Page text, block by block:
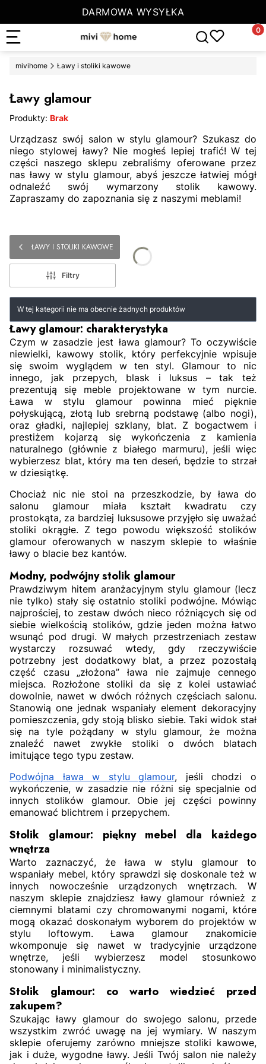
DARMOWA WYSYŁKA
Otwórz
mivihome Ławy i stoliki kawowe
Ławy glamour
Produkty: Brak
Urządzasz swój salon w stylu glamour? Szukasz do
niego stylowej ławy? Nie mogłeś lepiej trafić! W tej
części naszego sklepu zebraliśmy oferowane przez
nas ławy w stylu glamour, abyś jeszcze łatwiej mógł
odnaleźć swój wymarzony stolik kawowy.
Zapraszamy do zapoznania się z naszymi meblami!
ŁAWY I STOLIKI KAWOWE
Filtry
Lista produktów
W tej kategorii nie ma obecnie żadnych produktów
Ławy glamour: charakterystyka
Czym w zasadzie jest ława glamour? To oczywiście
niewielki, kawowy stolik, który perfekcyjnie wpisuje
się swoim wyglądem w ten styl. Glamour to nic
innego, jak przepych, blask i luksus – tak też
prezentują się meble projektowane w tym nurcie.
Ława w stylu glamour powinna mieć pięknie
połyskującą, złotą lub srebrną podstawę (albo nogi),
oraz gładki, najlepiej szklany, blat. Z bogactwem i
prestiżem kojarzą się wykończenia z kamienia
naturalnego (głównie z białego marmuru), jeśli więc
wybierzesz blat, który ma ten deseń, będzie to strzał
w dziesiątkę.
Chociaż nic nie stoi na przeszkodzie, by ława do
salonu glamour miała kształt kwadratu czy
prostokąta, za bardziej luksusowe przyjęło się uważać
stoliki okrągłe. Z tego powodu większość stolików
glamour oferowanych w naszym sklepie to właśnie
ławy o blacie bez kantów.
Modny, podwójny stolik glamour
Prawdziwym hitem aranżacyjnym stylu glamour (lecz
nie tylko) stały się ostatnio stoliki podwójne. Mówiąc
najprościej, to zestaw dwóch nieco różniących się od
siebie wielkością stolików, gdzie jeden można łatwo
wsunąć pod drugi. W małych przestrzeniach zestaw
wystarczy rozsuwać wtedy, gdy rzeczywiście
potrzebny jest dodatkowy blat, a przez pozostałą
część czasu „złożona” ława nie zajmuje cennego
miejsca. Rozłożone stoliki da się z kolei ustawiać
dowolnie, nawet w dwóch różnych częściach salonu.
Stanowią one jednak wspaniały element dekoracyjny
pomieszczenia, gdy stoją blisko siebie. Taki widok stał
się na tyle pożądany w stylu glamour, że można
znaleźć nawet zwykłe stoliki o dwóch blatach
imitujące tego typu zestaw.
Podwójna ława w stylu glamour, jeśli chodzi o
wykończenie, w zasadzie nie różni się specjalnie od
innych stolików glamour. Obie jej części powinny
emanować blichtrem i przepychem.
Stolik glamour: piękny mebel dla każdego
wnętrza
Warto zaznaczyć, że ława w stylu glamour to
wspaniały mebel, który sprawdzi się doskonale też w
innych nowocześnie urządzonych wnętrzach. W
naszym sklepie znajdziesz ławy glamour również z
ciemnymi blatami czy chromowanymi nogami, które
mogą okazać doskonałym wyborem do projektów w
stylu loftowym. Ława glamour znakomicie
wkomponuje się nawet w tradycyjnie urządzone
wnętrze, jeśli wybierzesz model stosunkowo
stonowany i minimalistyczny.
Stolik glamour: co warto wiedzieć przed
zakupem?
Szukając ławy glamour do swojego salonu, przede
wszystkim zwróć uwagę na jej wymiary. W naszym
sklepie oferujemy zarówno mniejsze stoliki kawowe,
jak i duże, wygodne ławy. Jeśli Twój salon nie należy